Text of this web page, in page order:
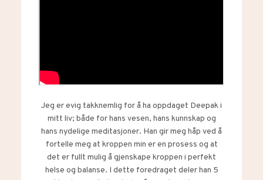
Jeg er evig takknemlig for å ha oppdaget Deepak i
mitt liv; både for hans vesen, hans kunnskap og
hans nydelige meditasjoner. Han gir meg håp ved å
fortelle meg at kroppen min er en prosess og at
det er fullt mulig å gjenskape kroppen i perfekt
helse og balanse. I dette foredraget deler han 5